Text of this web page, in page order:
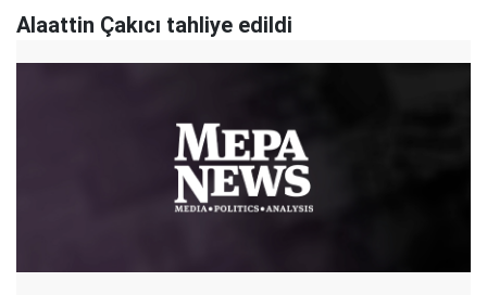
Alaattin Çakıcı tahliye edildi